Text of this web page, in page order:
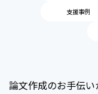
支援事例
論文作成のお手伝